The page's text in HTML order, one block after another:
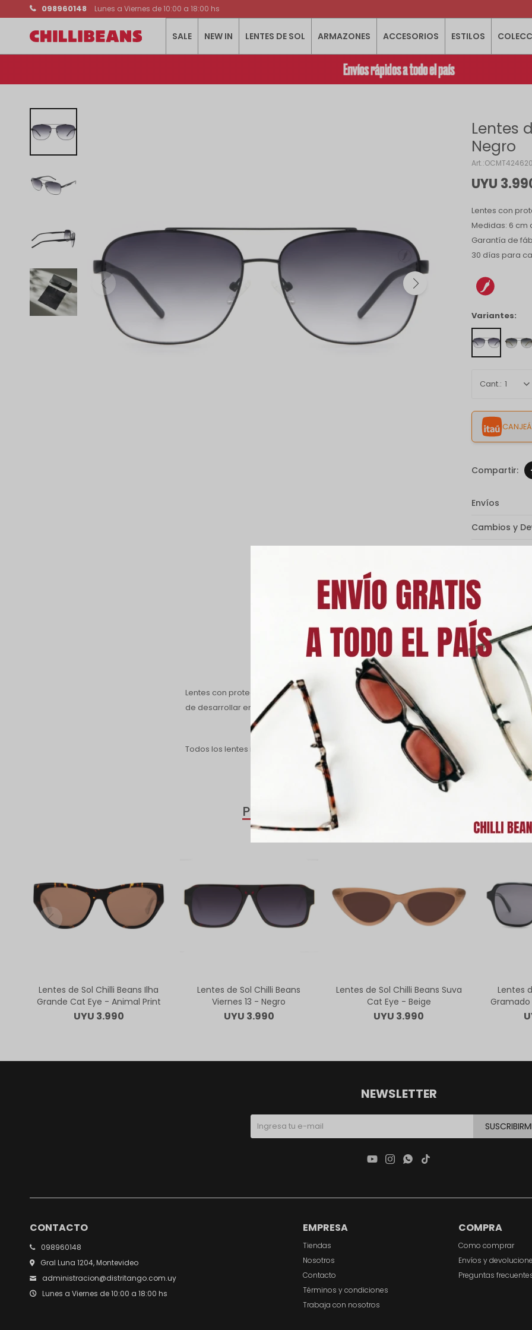
SALE NEW IN LENTES DE SOL ARMAZONES ACCESORIOS ESTILOS
098960148 Lunes a Viernes de 10:00 a 18:00 hs
Lentes
Negro
UYU
Lentes con
Medidas: 6 cm
Garantía de
30 días para
Variantes:
1
Envíos
Cambios y
Medios de
Descripción
Lentes con protección 100% UVA y UVB, protegiendo tus ojos de los rayos nocivos del
de desarrollar enfermedades oculares.
Todos los lentes incluyen un estuche de regalo.
PRODUCTOS QUE TE PUEDEN
Lentes de Sol Chilli Beans Ilha
Grande Cat Eye - Animal Print
UYU 3.990
Lentes de Sol Chilli Beans
Viernes 13 - Negro
UYU 3.990
Lentes de Sol Chilli Beans Suva
Cat Eye - Beige
UYU 3.990
Lentes
CONTACTO
098960148
Gral Luna 1204, Montevideo
administracion@distritango.com.uy
Lunes a Viernes de 10:00 a 18:00 hs
EMPRESA
Tiendas
Nosotros
Contacto
Términos y condiciones
Trabaja con nosotros
COMPRA
Como comprar
Envíos y
Preguntas
NEWSLETTER
   